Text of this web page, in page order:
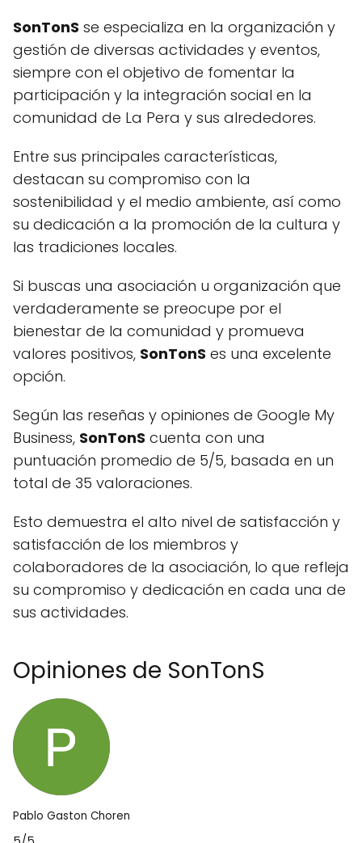
SonTonS se especializa en la organización y
gestión de diversas actividades y eventos,
siempre con el objetivo de fomentar la
participación y la integración social en la
comunidad de La Pera y sus alrededores.
Entre sus principales características,
destacan su compromiso con la
sostenibilidad y el medio ambiente, así como
su dedicación a la promoción de la cultura y
las tradiciones locales.
Si buscas una asociación u organización que
verdaderamente se preocupe por el
bienestar de la comunidad y promueva
valores positivos, SonTonS es una excelente
opción.
Según las reseñas y opiniones de Google My
Business, SonTonS cuenta con una
puntuación promedio de 5/5, basada en un
total de 35 valoraciones.
Esto demuestra el alto nivel de satisfacción y
satisfacción de los miembros y
colaboradores de la asociación, lo que refleja
su compromiso y dedicación en cada una de
sus actividades.
Opiniones de SonTonS
Pablo Gaston Choren